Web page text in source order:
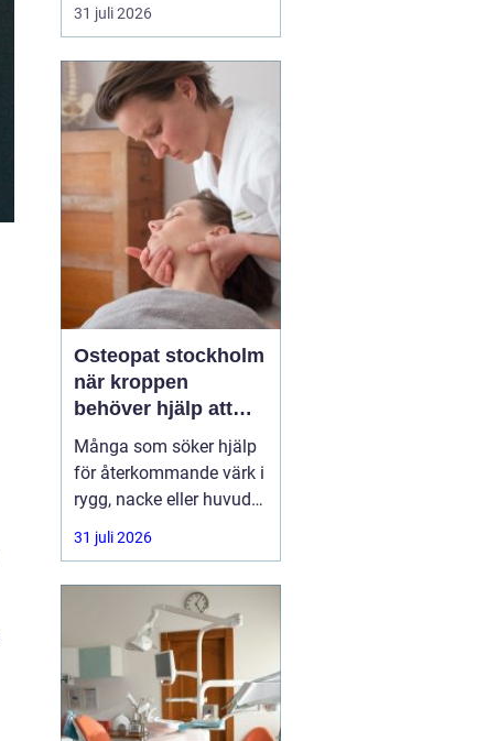
det svårt att koncentrera
sådant som arbete,
träning och vardagliga
sysslor. M...
31 juli 2026
Osteopat stockholm
när kroppen
behöver hjälp att
hitta balans
Många som söker hjälp
för återkommande värk i
rygg, nacke eller huvud
har redan provat både
träning, vila och
besvären släpper. Där
någonstans uppstår ofta
intresset för osteopati.
31 juli 2026